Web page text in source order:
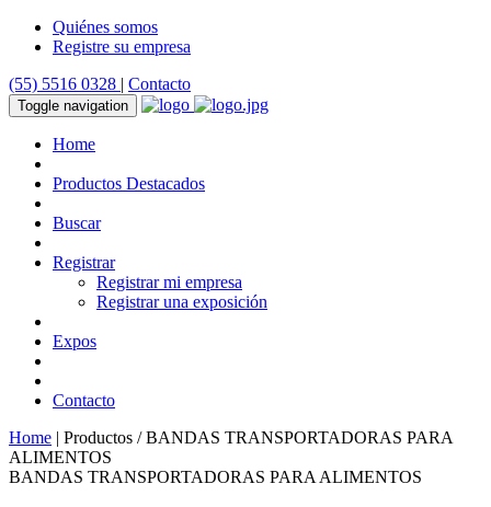
Quiénes somos
Registre su empresa
(55) 5516 0328 | Contacto
Toggle navigation
Home
Productos Destacados
Buscar
Registrar
Registrar mi empresa
Registrar una exposición
Expos
Contacto
Home | Productos / BANDAS TRANSPORTADORAS PARA
ALIMENTOS
BANDAS TRANSPORTADORAS PARA ALIMENTOS